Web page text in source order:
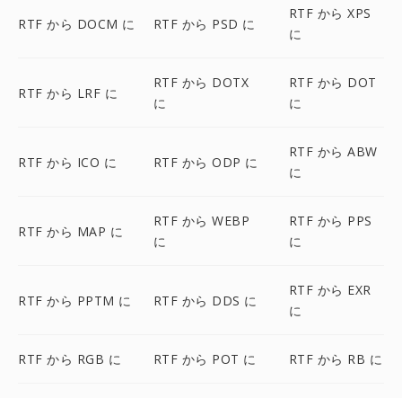
RTF から DOCM に RTF から PSD に
RTF から XPS
に
RTF から LRF に
RTF から DOTX
に
RTF から DOT
に
RTF から ICO に RTF から ODP に
RTF から ABW
に
RTF から MAP に
RTF から WEBP
に
RTF から PPS
に
RTF から PPTM に RTF から DDS に
RTF から EXR
に
RTF から RGB に RTF から POT に RTF から RB に